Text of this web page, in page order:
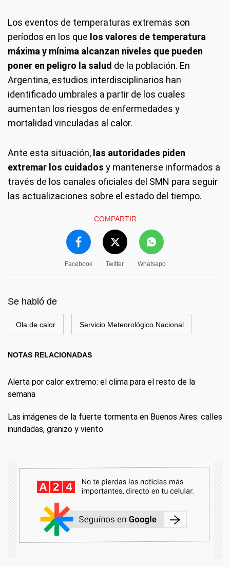
Los eventos de temperaturas extremas son
períodos en los que los valores de temperatura
máxima y mínima alcanzan niveles que pueden
poner en peligro la salud de la población. En
Argentina, estudios interdisciplinarios han
identificado umbrales a partir de los cuales
aumentan los riesgos de enfermedades y
mortalidad vinculadas al calor.
Ante esta situación, las autoridades piden
extremar los cuidados y mantenerse informados a
través de los canales oficiales del SMN para seguir
las actualizaciones sobre el estado del tiempo.
COMPARTIR
Facebook Twitter Whatsapp
Se habló de
Ola de calor Servicio Meteorológico Nacional
NOTAS RELACIONADAS
Alerta por calor extremo: el clima para el resto de la
semana
Las imágenes de la fuerte tormenta en Buenos Aires: calles
inundadas, granizo y viento